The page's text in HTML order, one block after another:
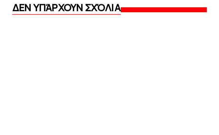
ΔΕΝ ΥΠΆΡΧΟΥΝ ΣΧΌΛΙΑ